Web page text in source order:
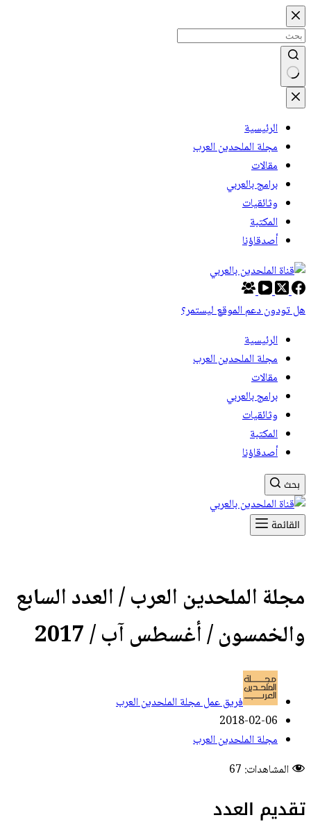
التجاوز إلى المحتوى
لا توجد نتائج
الرئيسية
مجلة الملحدين العرب
مقالات
برامج بالعربي
وثائقيات
المكتبة
أصدقاؤنا
هل تودون دعم الموقع ليستمر؟
الرئيسية
مجلة الملحدين العرب
مقالات
برامج بالعربي
وثائقيات
المكتبة
أصدقاؤنا
بحث
القائمة
مجلة الملحدين العرب / العدد السابع
والخمسون / أغسطس آب / 2017
فريق عمل مجلة الملحدين العرب
2018-02-06
مجلة الملحدين العرب
المشاهدات: 67
تقديم العدد